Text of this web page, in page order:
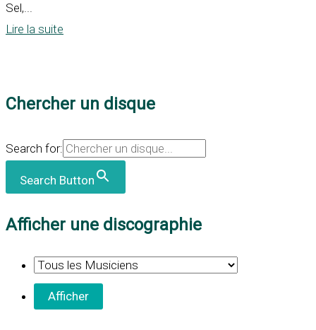
Sel,...
Lire la suite
Chercher un disque
Search for:
Search Button
Afficher une discographie